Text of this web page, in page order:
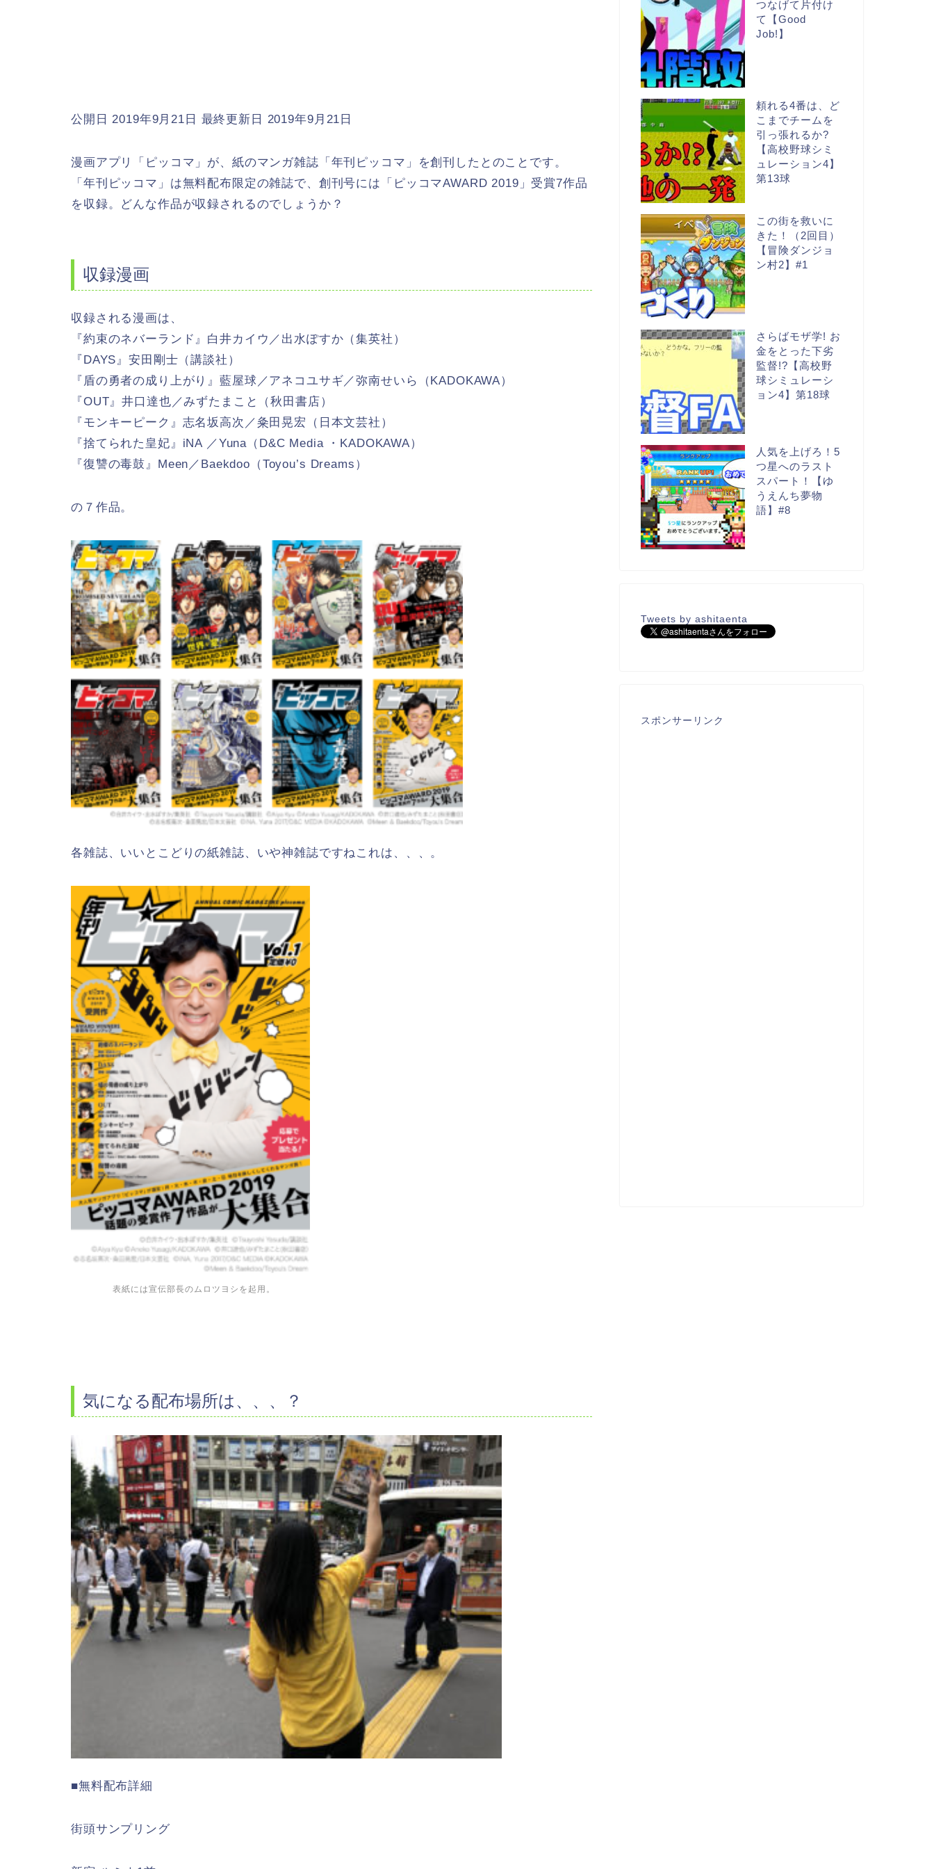
公開日 2019年9月21日 最終更新日 2019年9月21日
漫画アプリ「ピッコマ」が、紙のマンガ雑誌「年刊ピッコマ」を創刊したとのことです。
「年刊ピッコマ」は無料配布限定の雑誌で、創刊号には「ピッコマAWARD 2019」受賞7作品
を収録。どんな作品が収録されるのでしょうか？
収録漫画
収録される漫画は、
『約束のネバーランド』白井カイウ／出水ぽすか（集英社）
『DAYS』安田剛士（講談社）
『盾の勇者の成り上がり』藍屋球／アネコユサギ／弥南せいら（KADOKAWA）
『OUT』井口達也／みずたまこと（秋田書店）
『モンキーピーク』志名坂高次／粂田晃宏（日本文芸社）
『捨てられた皇妃』iNA ／Yuna（D&C Media ・KADOKAWA）
『復讐の毒鼓』Meen／Baekdoo（Toyou’s Dreams）
の７作品。
各雑誌、いいとこどりの紙雑誌、いや神雑誌ですねこれは、、、。
表紙には宣伝部長のムロツヨシを起用。
気になる配布場所は、、、？
■無料配布詳細
街頭サンプリング
つなげて片付け
て【Good
Job!】
頼れる4番は、ど
こまでチームを
引っ張れるか?
【高校野球シミ
ュレーション4】
第13球
この街を救いに
きた！（2回目）
【冒険ダンジョ
ン村2】#1
さらばモザ学! お
金をとった下劣
監督!?【高校野
球シミュレーシ
ョン4】第18球
人気を上げろ！5
つ星へのラスト
スパート！【ゆ
うえんち夢物
語】#8
Tweets by ashitaenta
スポンサーリンク